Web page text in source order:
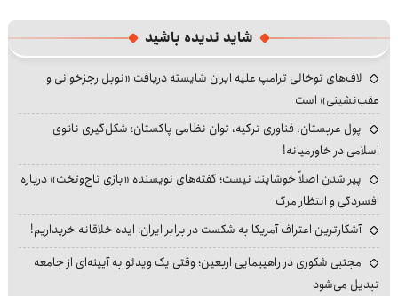
شاید ندیده باشید
لاف‌های توخالی ترامپ علیه ایران شایسته دریافت «نوبل رجزخوانی و
عقب‌نشینی» است
پول عربستان، فناوری ترکیه، توان نظامی پاکستان؛ شکل‌گیری ناتوی
اسلامی در خاورمیانه!
پیر شدن اصلاً خوشایند نیست؛ گفته‌های نویسنده «بازی تاج‌وتخت» درباره
افسردگی و انتظار مرگ
آشکارترین اعتراف آمریکا به شکست در برابر ایران؛ ایده خلاقانه خریداریم!
مجتبی شکوری در راهپیمایی اربعین؛ وقتی یک ویدئو به آیینه‌ای از جامعه
تبدیل می‌شود